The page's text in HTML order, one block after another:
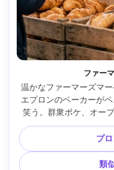
ファー
温かなファーマーズマ
エプロンのベーカーが
笑う。群衆ボケ、オー
R6 85mm f/2、4:5縦ス
ームード、リア
プ
類